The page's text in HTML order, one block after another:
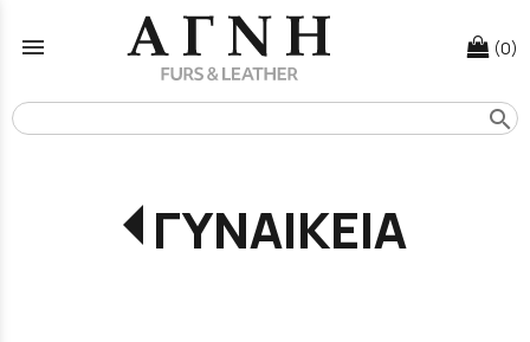
menu (0)
search
ΓΥΝΑΙΚΕΙΑ